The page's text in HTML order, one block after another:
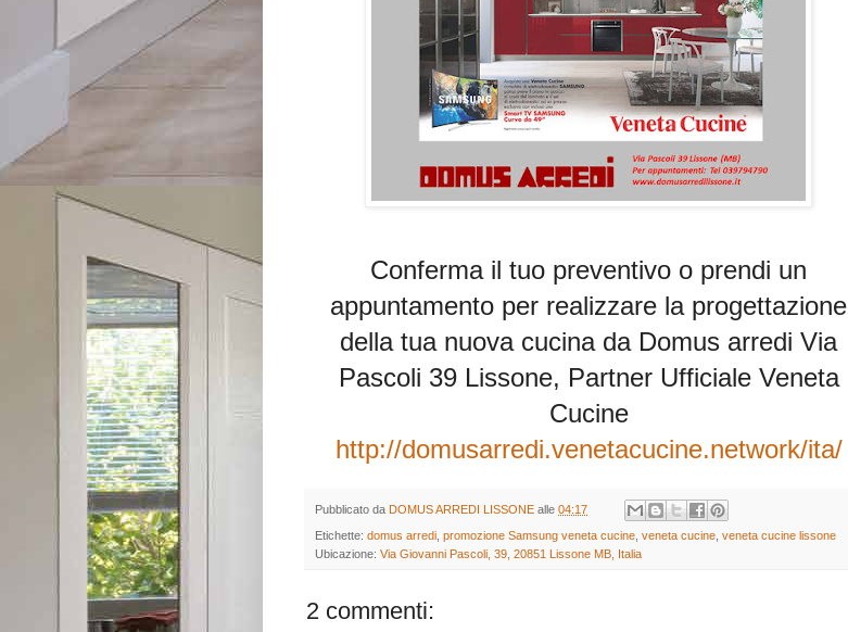
Conferma il tuo preventivo o prendi un
appuntamento per realizzare la progettazione
della tua nuova cucina da Domus arredi Via
Pascoli 39 Lissone, Partner Ufficiale Veneta
Cucine
http://domusarredi.venetacucine.network/ita/
Pubblicato da DOMUS ARREDI LISSONE alle 04:17
Etichette: domus arredi promozione Samsung veneta cucine veneta cucine veneta cucine lissone
Ubicazione: Via Giovanni Pascoli, 39, 20851 Lissone MB, Italia
2 commenti: